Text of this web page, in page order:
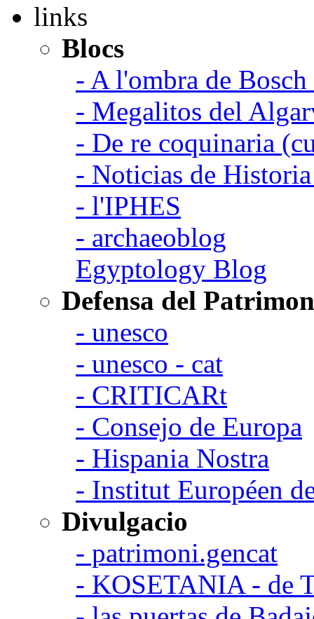
links
Blocs
- A l'ombra de
- Megalitos del
- De re coquinaria
- Noticias de
- l'IPHES
- archaeoblog
Egyptology Blog
Defensa del
- unesco
- unesco - cat
- CRITICARt
- Consejo de Europa
- Hispania Nostra
- Institut Européen
Divulgacio
- patrimoni.gencat
- KOSETANIA - de